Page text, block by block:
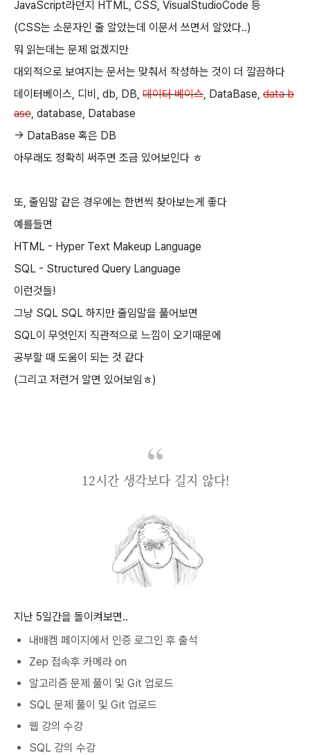
JavaScript라던지 HTML, CSS, VisualStudioCode 등
(CSS는 소문자인 줄 알았는데 이문서 쓰면서 알았다..)
뭐 읽는데는 문제 없겠지만
대외적으로 보여지는 문서는 맞춰서 작성하는 것이 더 깔끔하다
데이터베이스, 디비, db, DB, 데이터 베이스, DataBase, data b
ase, database, Database
-> DataBase 혹은 DB
아무래도 정확히 써주면 조금 있어보인다 ㅎ
또, 줄임말 같은 경우에는 한번씩 찾아보는게 좋다
예를들면
HTML - Hyper Text Makeup Language
SQL - Structured Query Language
이런것들!
그냥 SQL SQL 하지만 줄임말을 풀어보면
SQL이 무엇인지 직관적으로 느낌이 오기때문에
공부할 때 도움이 되는 것 같다
(그리고 저런거 알면 있어보임ㅎ)
12시간 생각보다 길지 않다!
지난 5일간을 돌이켜보면..
내배켐 페이지에서 인증 로그인 후 출석
Zep 접속후 카메라 on
알고리즘 문제 풀이 및 Git 업로드
SQL 문제 풀이 및 Git 업로드
웹 강의 수강
SQL 강의 수강